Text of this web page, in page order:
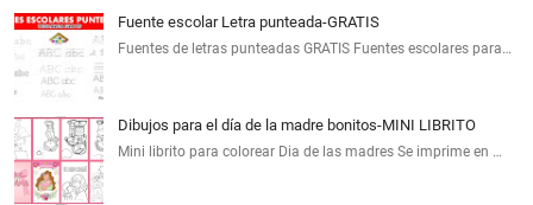
Fuente escolar Letra punteada-GRATIS
Fuentes de letras punteadas GRATIS Fuentes escolares para…
Dibujos para el día de la madre bonitos-MINI LIBRITO
Mini librito para colorear Dia de las madres Se imprime en …